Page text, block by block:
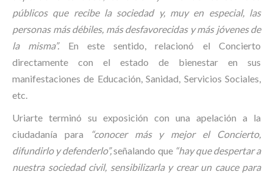
públicos que recibe la sociedad y, muy en especial, las
personas más débiles, más desfavorecidas y más jóvenes de
la misma”.En este sentido, relacionó el Concierto
directamente con el estado de bienestar en sus
manifestaciones de Educación, Sanidad, Servicios Sociales,
etc.
Uriarte terminó su exposición con una apelación a la
ciudadanía para
“conocer más y mejor el Concierto,
difundirlo y defenderlo”,señalando que “hay que despertar a
nuestra sociedad civil, sensibilizarla y crear un cauce para